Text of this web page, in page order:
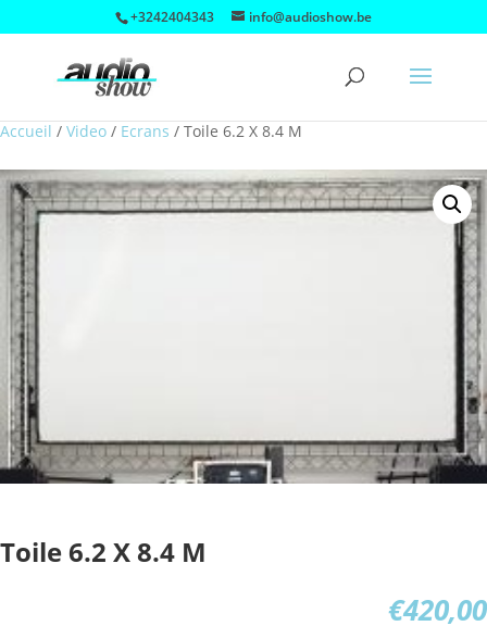
+3242404343 info@audioshow.be
Accueil / Video / Ecrans / Toile 6.2 X 8.4 M
Toile 6.2 X 8.4 M
€420,00